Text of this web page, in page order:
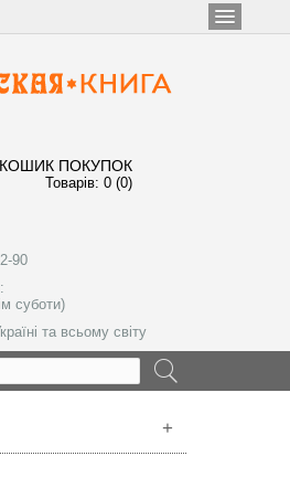
КОШИК ПОКУПОК
Товарів: 0 (0)
90
суботи)
та всьому світу